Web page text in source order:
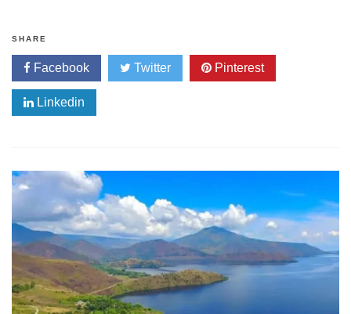
SHARE
Facebook Twitter Pinterest
Linkedin